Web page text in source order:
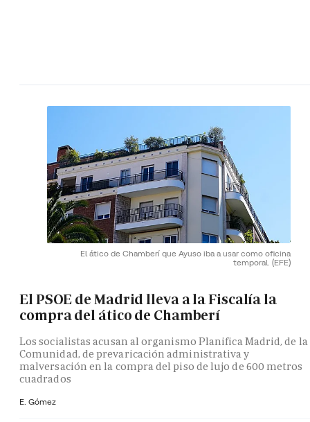
El ático de Chamberí que Ayuso iba a usar como oficina
temporal. (EFE)
El PSOE de Madrid lleva a la Fiscalía la
compra del ático de Chamberí
Los socialistas acusan al organismo Planifica Madrid, de la
Comunidad, de prevaricación administrativa y
malversación en la compra del piso de lujo de 600 metros
cuadrados
E. Gómez